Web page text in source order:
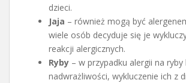
dzieci.
Jaja – również mogą być
wiele osób decyduje się je
reakcji alergicznych.
Ryby – w przypadku alergii na ryby
nadwrażliwości, wykluczenie ich z